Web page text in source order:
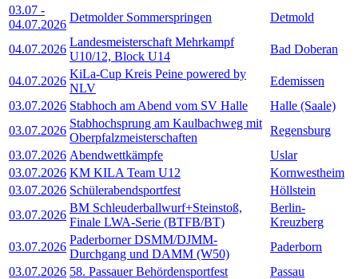
03.07 -
04.07.2026
Detmolder Sommerspringen Detmold
04.07.2026
Landesmeisterschaft Mehrkampf
U10/12, Block U14
Bad Doberan
04.07.2026
KiLa-Cup Kreis Peine powered by
NLV
Edemissen
03.07.2026 Stabhoch am Abend vom SV Halle
Halle (Saale)
03.07.2026
Stabhochsprung am Kaulbachweg mit
Oberpfalzmeisterschaften
Regensburg
03.07.2026 Abendwettkämpfe
Uslar
03.07.2026 KM KILA Team U12
Kornwestheim
03.07.2026 Schülerabendsportfest
Höllstein
03.07.2026
BM Schleuderballwurf+Steinstoß,
Finale LWA-Serie (BTFB/BT)
Berlin-
Kreuzberg
03.07.2026
Paderborner DSMM/DJMM-
Durchgang und DAMM (W50)
Paderborn
03.07.2026 58. Passauer Behördensportfest
Passau